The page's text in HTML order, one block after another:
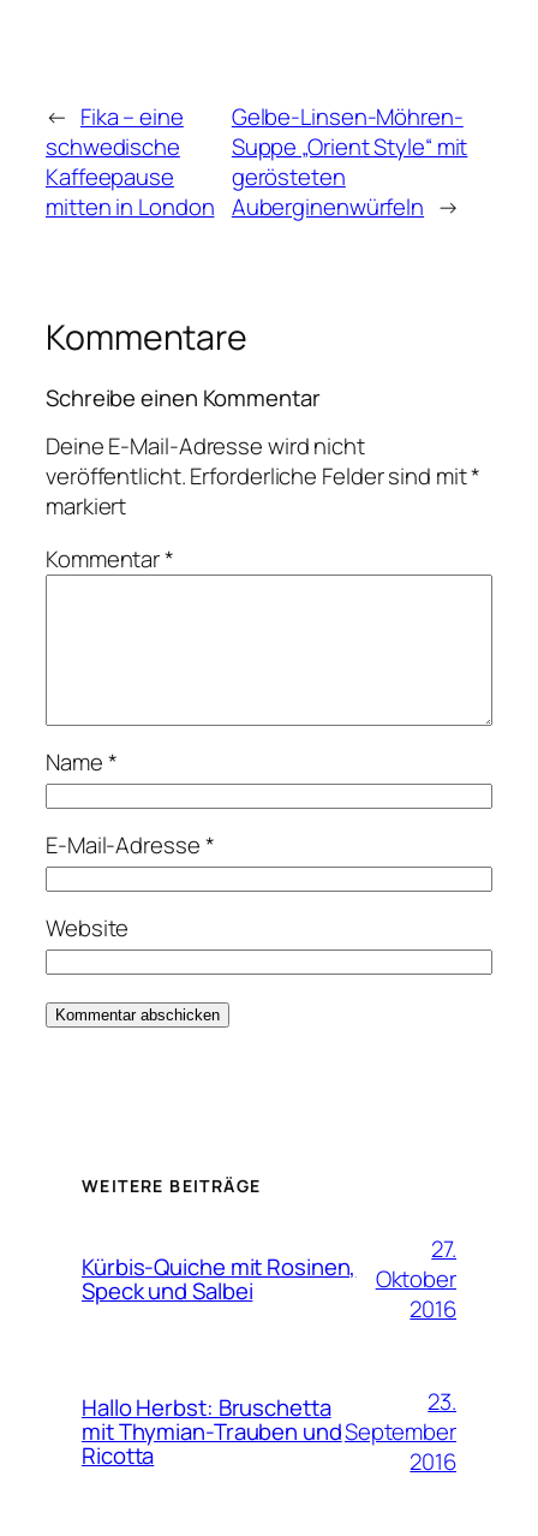
← Fika – eine
schwedische
Kaffeepause
mitten in London
Gelbe-Linsen-Möhren-
Suppe „Orient Style“ mit
gerösteten
Auberginenwürfeln →
Kommentare
Schreibe einen Kommentar
Deine E-Mail-Adresse wird nicht
veröffentlicht.Erforderliche Felder sind mit*
markiert
Kommentar*
Name*
E-Mail-Adresse*
Website
WEITERE BEITRÄGE
Kürbis-Quiche mit Rosinen,
Speck und Salbei
27.
Oktober
2016
Hallo Herbst: Bruschetta
mit Thymian-Trauben und
Ricotta
23.
September
2016